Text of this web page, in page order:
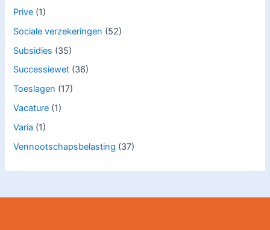
Prive (1)
Sociale verzekeringen (52)
Subsidies (35)
Successiewet (36)
Toeslagen (17)
Vacature (1)
Varia (1)
Vennootschapsbelasting (37)